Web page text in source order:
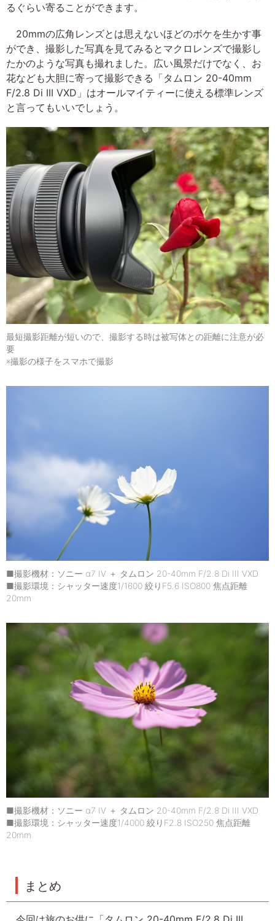
るぐらい寄ることができます。
20mmの広角レンズとは思えないほどのボケを生かす事
ができ、撮影した写真を見てみるとマクロレンズで撮影し
たかのような写真も撮れました。広い風景だけでなく、お
花なども大胆に寄って撮影できる「タムロン 20-40mm
F/2.8 Di III VXD」はオールマイティーに使える標準レンズ
と言ってもいいでしょう。
最短撮影距離が短いので、撮影する時は被写体との距離に注意が必
要
※撮影の様子をスマホで撮影
■撮影機材：ソニー α7 IV ＋ タムロン 20-40mm F/2.8 Di III VXD
■撮影環境：シャッター速度1/1600 絞りF5.6 ISO800 焦点距離
20mm
■撮影機材：ソニー α7 IV ＋ タムロン 20-40mm F/2.8 Di III VXD
■撮影環境：シャッター速度1/4000 絞りF2.8 ISO250 焦点距離
20mm
まとめ